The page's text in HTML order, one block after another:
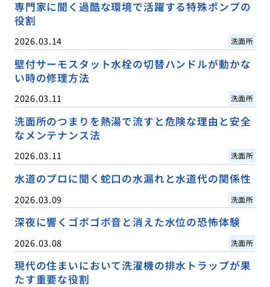
専門家に聞く過酷な環境で活躍する特殊ポンプの
役割
2026.03.14 洗面所
壁付サーモスタット水栓の切替ハンドルが動かな
い時の修理方法
2026.03.11 洗面所
洗面所のつまりを熱湯で流すと危険な理由と安全
なメンテナンス法
2026.03.11 洗面所
水道のプロに聞く蛇口の水漏れと水道代の関係性
2026.03.09 洗面所
深夜に響くゴボゴボ音と消えた水位の恐怖体験
2026.03.08 洗面所
現代の住まいにおいて洗濯機の排水トラップが果
たす重要な役割